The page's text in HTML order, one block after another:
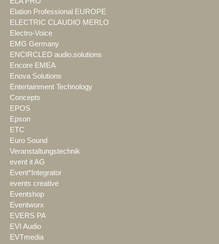
Elation Professional EUROPE
ELECTRIC CLAUDIO MERLO
Electro-Voice
EMG Germany
ENCIRCLED audio.solutions
Encore EMEA
Enova Solutions
Entertainment Technology
Concepts
EPOS
Epson
ETC
Euro Sound
Veranstaltungstechnik
event it AG
Event*Integrator
events creative
Eventshop
Eventworx
EVERS PA
EVI Audio
EVTmedia